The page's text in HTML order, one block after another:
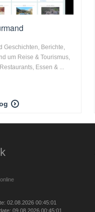
Geschichten, Berichte,
um Reise & Tourismus,
Essen & ...
online
02.08.2026 00:45:01
09.08.2026 00:45:01